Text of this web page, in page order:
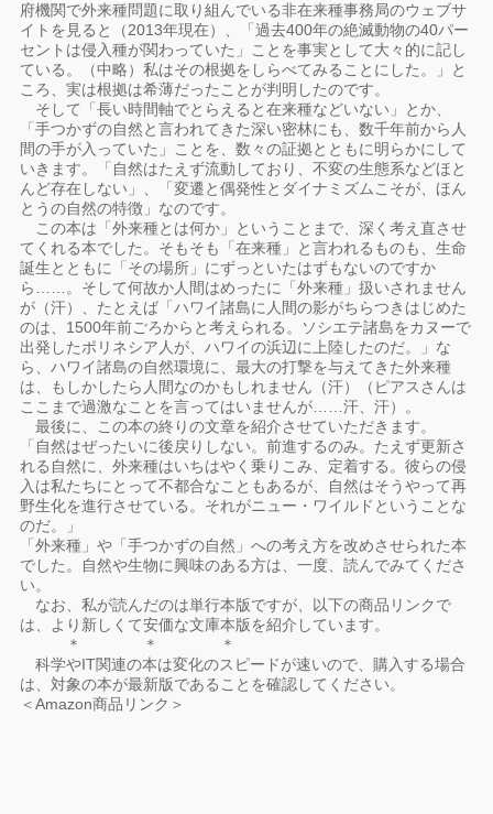
府機関で外来種問題に取り組んでいる非在来種事務局のウェブサ
イトを見ると（2013年現在）、「過去400年の絶滅動物の40パー
セントは侵入種が関わっていた」ことを事実として大々的に記し
ている。（中略）私はその根拠をしらべてみることにした。」と
ころ、実は根拠は希薄だったことが判明したのです。
そして「長い時間軸でとらえると在来種などいない」とか、
「手つかずの自然と言われてきた深い密林にも、数千年前から人
間の手が入っていた」ことを、数々の証拠とともに明らかにして
いきます。「自然はたえず流動しており、不変の生態系などほと
んど存在しない」、「変遷と偶発性とダイナミズムこそが、ほん
とうの自然の特徴」なのです。
この本は「外来種とは何か」ということまで、深く考え直させ
てくれる本でした。そもそも「在来種」と言われるものも、生命
誕生とともに「その場所」にずっといたはずもないのですか
ら……。そして何故か人間はめったに「外来種」扱いされません
が（汗）、たとえば「ハワイ諸島に人間の影がちらつきはじめた
のは、1500年前ごろからと考えられる。ソシエテ諸島をカヌーで
出発したポリネシア人が、ハワイの浜辺に上陸したのだ。」な
ら、ハワイ諸島の自然環境に、最大の打撃を与えてきた外来種
は、もしかしたら人間なのかもしれません（汗）（ピアスさんは
ここまで過激なことを言ってはいませんが……汗、汗）。
最後に、この本の終りの文章を紹介させていただきます。
「自然はぜったいに後戻りしない。前進するのみ。たえず更新さ
れる自然に、外来種はいちはやく乗りこみ、定着する。彼らの侵
入は私たちにとって不都合なこともあるが、自然はそうやって再
野生化を進行させている。それがニュー・ワイルドということな
のだ。」
「外来種」や「手つかずの自然」への考え方を改めさせられた本
でした。自然や生物に興味のある方は、一度、読んでみてくださ
い。
なお、私が読んだのは単行本版ですが、以下の商品リンクで
は、より新しくて安価な文庫本版を紹介しています。
＊ ＊ ＊
科学やIT関連の本は変化のスピードが速いので、購入する場合
は、対象の本が最新版であることを確認してください。
＜Amazon商品リンク＞